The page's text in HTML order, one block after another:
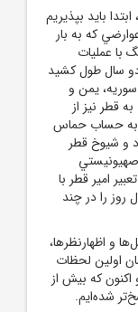
بايد بپذيريم
که به بار
با عمليات
1402 شروع شد، دو سال طول کشيد
يمن و
قطر نيز از
به حساب حماس
و شيوخ قطر
امير قطر با
روز را در چند
و اظهارنظرها،
اولين لحظات
اکنون که بيش از
شده‌ايم.